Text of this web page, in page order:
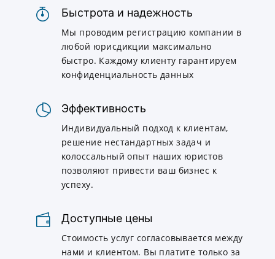
Быстрота и надежность
Мы проводим регистрацию компании в
любой юрисдикции максимально
быстро. Каждому клиенту гарантируем
конфиденциальность данных
Эффективность
Индивидуальный подход к клиентам,
решение нестандартных задач и
колоссальный опыт наших юристов
позволяют привести ваш бизнес к
успеху.
Доступные цены
Стоимость услуг согласовывается между
нами и клиентом. Вы платите только за